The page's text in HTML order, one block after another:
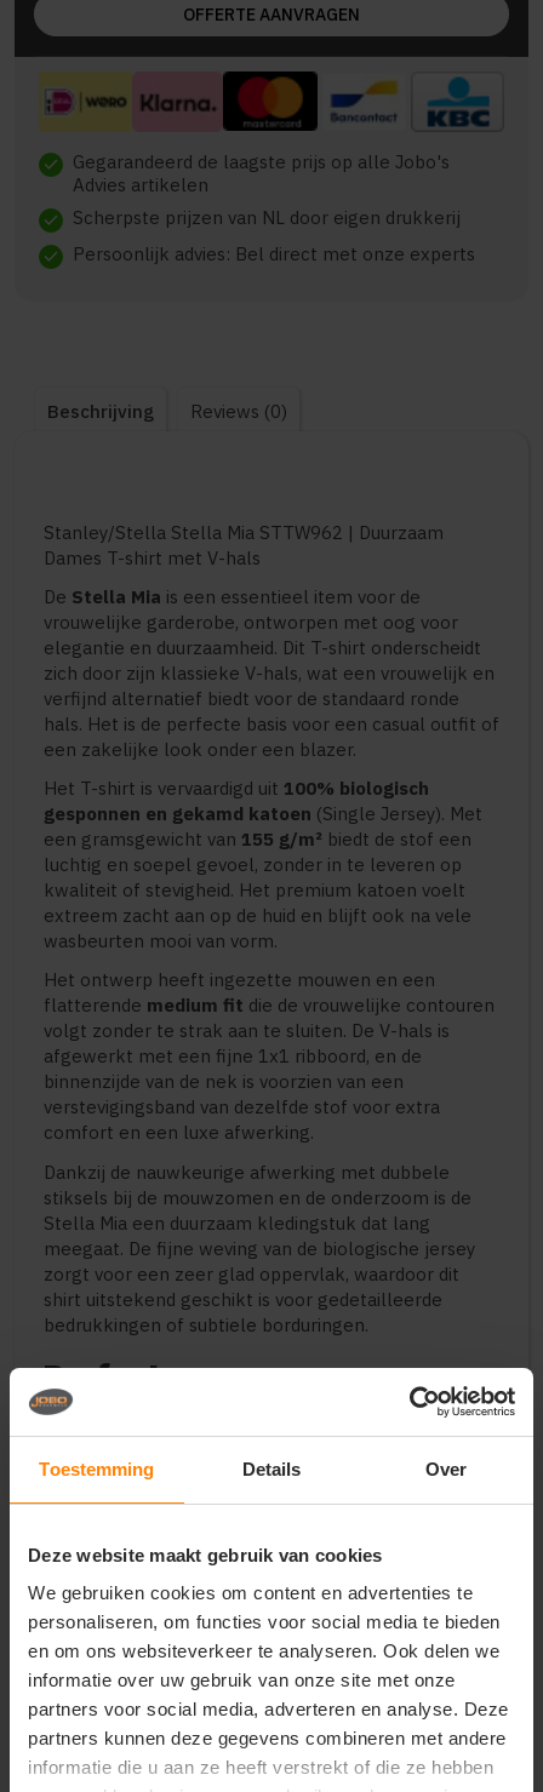
Toestemming Details Over
Deze website maakt gebruik van cookies
We gebruiken cookies om content en advertenties te
personaliseren, om functies voor social media te bieden
en om ons websiteverkeer te analyseren. Ook delen we
informatie over uw gebruik van onze site met onze
partners voor social media, adverteren en analyse. Deze
partners kunnen deze gegevens combineren met andere
informatie die u aan ze heeft verstrekt of die ze hebben
OFFERTE AANVRAGEN
check Gegarandeerd de laagste prijs op alle Jobo's
Advies artikelen
check Scherpste prijzen van NL door eigen drukkerij
check Persoonlijk advies: Bel direct met onze experts
Beschrijving Reviews (0)
Stanley/Stella Stella Mia STTW962 | Duurzaam
Dames T-shirt met V-hals
De Stella Mia is een essentieel item voor de
vrouwelijke garderobe, ontworpen met oog voor
elegantie en duurzaamheid. Dit T-shirt onderscheidt
zich door zijn klassieke V-hals, wat een vrouwelijk en
verfijnd alternatief biedt voor de standaard ronde
hals. Het is de perfecte basis voor een casual outfit of
een zakelijke look onder een blazer.
Het T-shirt is vervaardigd uit 100% biologisch
gesponnen en gekamd katoen (Single Jersey). Met
een gramsgewicht van 155 g/m² biedt de stof een
luchtig en soepel gevoel, zonder in te leveren op
kwaliteit of stevigheid. Het premium katoen voelt
extreem zacht aan op de huid en blijft ook na vele
wasbeurten mooi van vorm.
Het ontwerp heeft ingezette mouwen en een
flatterende medium fit die de vrouwelijke contouren
volgt zonder te strak aan te sluiten. De V-hals is
afgewerkt met een fijne 1x1 ribboord, en de
binnenzijde van de nek is voorzien van een
verstevigingsband van dezelfde stof voor extra
comfort en een luxe afwerking.
Dankzij de nauwkeurige afwerking met dubbele
stiksels bij de mouwzomen en de onderzoom is de
Stella Mia een duurzaam kledingstuk dat lang
meegaat. De fijne weving van de biologische jersey
zorgt voor een zeer glad oppervlak, waardoor dit
shirt uitstekend geschikt is voor gedetailleerde
bedrukkingen of subtiele borduringen.
Perfect voor
Stijlvolle en duurzame bedrijfskleding voor dames
Premium merchandise voor beauty-, wellness- en
lifestylemerken
collecties
Events waarbij een verzorgde uitstraling centraal
staat
Belangrijkste kenmerken
100% biologisch katoen (Ring Spun Combed)
Hoogwaardige Single Jersey (155 g/m²)
Elegante V-hals met 1x1 ribboord
Flatterende medium fit voor dames